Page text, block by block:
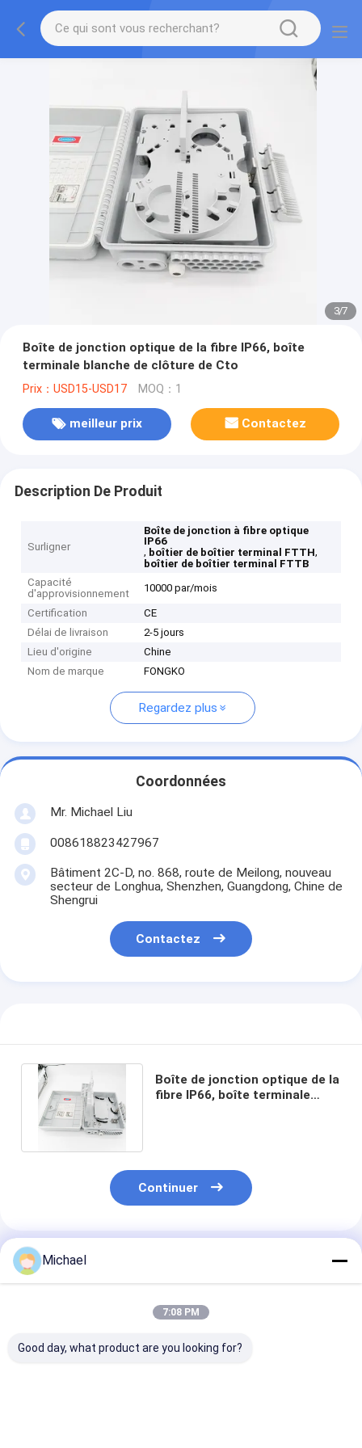
3/7
Boîte de jonction optique de la fibre IP66, boîte
terminale blanche de clôture de Cto
Prix：USD15-USD17 MOQ：1
meilleur prix Contactez
Description De Produit
Surligner
Boîte de jonction à fibre optique
IP66
, boîtier de boîtier terminal FTTH,
boîtier de boîtier terminal FTTB
Capacité
d'approvisionnement
10000 par/mois
Certification
CE
Délai de livraison
2-5 jours
Lieu d'origine
Chine
Nom de marque
FONGKO
Regardez plus
Coordonnées
Mr. Michael Liu
008618823427967
Bâtiment 2C-D, no. 868, route de Meilong, nouveau
secteur de Longhua, Shenzhen, Guangdong, Chine de
Shengrui
Contactez
Boîte de jonction optique de la
fibre IP66, boîte terminale
Continuer
Produits Recommandés
Michael
7:08 PM
Good day, what product are you looking for?